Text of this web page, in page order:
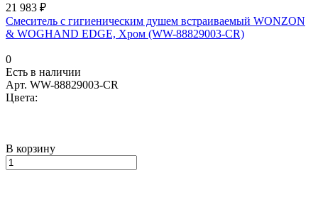
21 983 ₽
Смеситель с гигиеническим душем встраиваемый WONZON
& WOGHAND EDGE, Хром (WW-88829003-CR)
0
Есть в наличии
Арт. WW-88829003-CR
Цвета:
В корзину